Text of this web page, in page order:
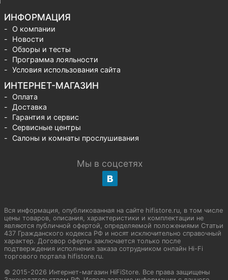
ИНФОРМАЦИЯ
О компании
Новости
Обзоры и тесты
Программа лояльности
Условия использования сайта
ИНТЕРНЕТ-МАГАЗИН
Оплата
Доставка
Гарантия и сервис
Сервисные центры
Салоны и комнаты прослушивания
Мы в соцсетях
Вся информация, опубликованная на сайте hifistore.ru, в том числе
цены товаров, описания, характеристики и комплектации не
являются публичной офертой, определяемой положениями Статьи
437 Гражданского кодекса РФ и носят исключительно справочный
характер. Договор оферты заключается только после
подтверждения исполнения заказа сотрудником онлайн Hi-Fi
торгового портала hifistore.ru.
© 2015-2026 Интернет-магазин HiFiStore. Все права защищены